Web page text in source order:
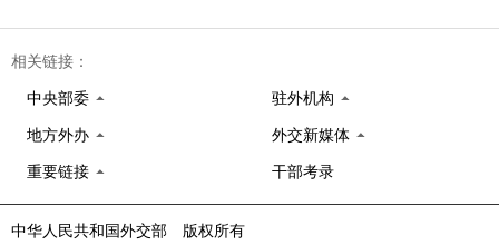
相关链接：
中央部委 驻外机构
地方外办 外交新媒体
重要链接 干部考录
中华人民共和国外交部 版权所有